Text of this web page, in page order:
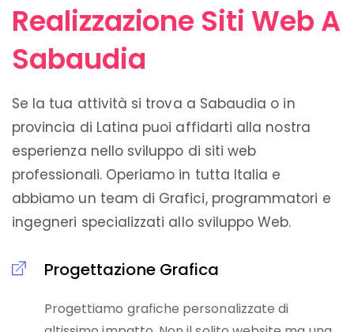
Realizzazione Siti Web A
Sabaudia
Se la tua attività si trova a Sabaudia o in
provincia di Latina puoi affidarti alla nostra
esperienza nello sviluppo di siti web
professionali. Operiamo in tutta Italia e
abbiamo un team di Grafici, programmatori e
ingegneri specializzati allo sviluppo Web.
Progettazione Grafica
Progettiamo grafiche personalizzate di